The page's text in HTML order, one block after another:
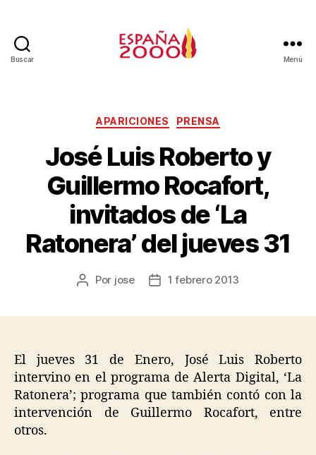
Buscar Menú
APARICIONES PRENSA
José Luis Roberto y
Guillermo Rocafort,
invitados de ‘La
Ratonera’ del jueves 31
Por jose 1 febrero 2013
El jueves 31 de Enero, José Luis Roberto
intervino en el programa de Alerta Digital, ‘La
Ratonera’; programa que también contó con la
intervención de Guillermo Rocafort, entre
otros.